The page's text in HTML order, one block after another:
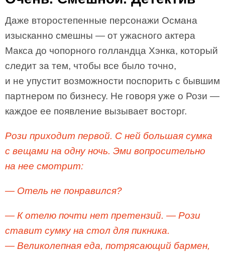
Даже второстепенные персонажи Османа
изысканно смешны — от ужасного актера
Макса до чопорного голландца Хэнка, который
следит за тем, чтобы все было точно,
и не упустит возможности поспорить с бывшим
партнером по бизнесу. Не говоря уже о Рози —
каждое ее появление вызывает восторг.
Рози приходит первой. С ней большая сумка
с вещами на одну ночь. Эми вопросительно
на нее смотрит:
— Отель не понравился?
— К отелю почти нет претензий. — Рози
ставит сумку на стол для пикника.
— Великолепная еда, потрясающий бармен,